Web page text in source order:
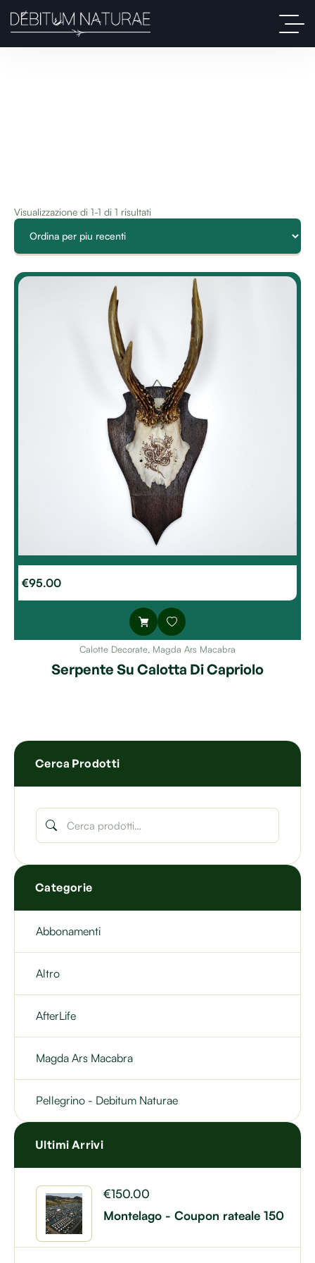
Cerca Prodotti
Categorie
Abbonamenti
Altro
AfterLife
Magda Ars Macabra
Pellegrino - Debitum Naturae
Ultimi Arrivi
Montelago - Coupon rateale 150
€150.00
Visualizzazione di 1-1 di 1 risultati
€95.00
Calotte Decorate, Magda Ars Macabra
Serpente Su Calotta Di Capriolo